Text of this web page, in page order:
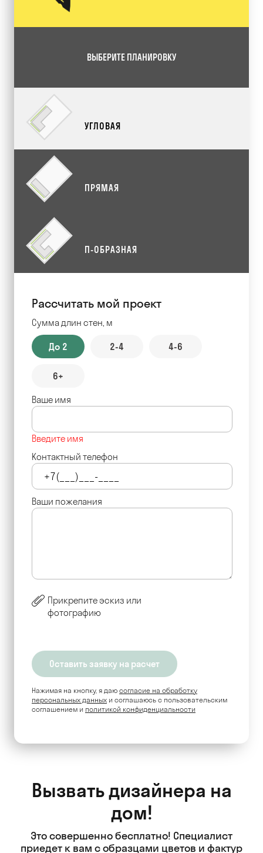
ВЫБЕРИТЕ ПЛАНИРОВКУ
УГЛОВАЯ
ПРЯМАЯ
П-ОБРАЗНАЯ
Рассчитать мой проект
Сумма длин стен, м
До 2 2-4 4-6
6+
Ваше имя
Введите имя
Контактный телефон
Ваши пожелания
Прикрепите эскиз или
фотографию
Нажимая на кнопку, я даю согласие на обработку
персональных данных и соглашаюсь c пользовательским
соглашением и политикой конфиденциальности
Вызвать дизайнера на
дом!
Это совершенно бесплатно! Специалист
приедет к вам с образцами цветов и фактур